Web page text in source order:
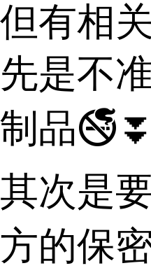
但有相
先是不
制品
其次是
方的保